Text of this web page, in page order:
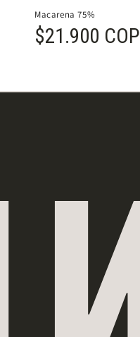
Macarena 75%
Prezzo di listino
$21.900 COP